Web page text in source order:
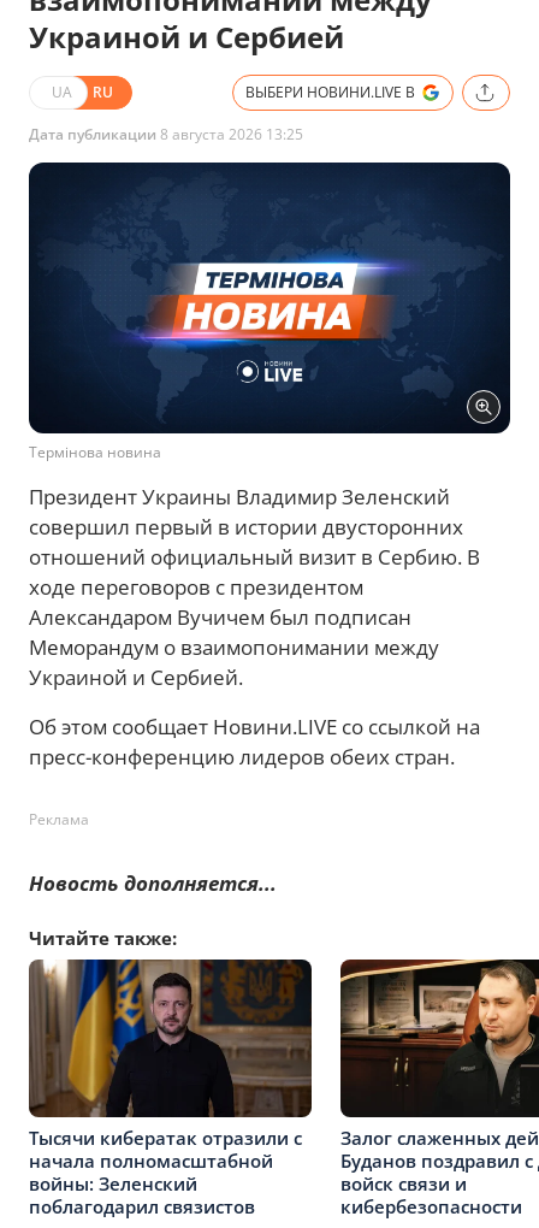
Украиной и Сербией
UA RU ВЫБЕРИ НОВИНИ.LIVE В
Дата публикации 8 августа 2026 13:25
Термінова новина
Президент Украины Владимир Зеленский
совершил первый в истории двусторонних
отношений официальный визит в Сербию. В
ходе переговоров с президентом
Александаром Вучичем был подписан
Меморандум о взаимопонимании между
Украиной и Сербией.
Об этом сообщает Новини.LIVE со ссылкой на
пресс-конференцию лидеров обеих стран.
Реклама
Новость дополняется...
Читайте также:
Тысячи кибератак отразили с
начала полномасштабной
войны: Зеленский
поблагодарил связистов
Залог слаженных
Буданов поздравил
войск связи и
кибербезопасности